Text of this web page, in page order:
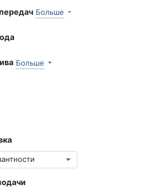
Больше
Больше